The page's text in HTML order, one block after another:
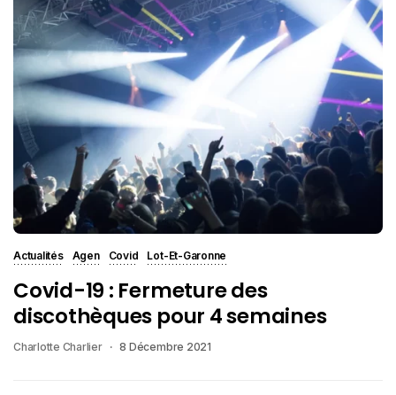
Actualités Agen Covid Lot-Et-Garonne
Covid-19 : Fermeture des
discothèques pour 4 semaines
Charlotte Charlier 8 Décembre 2021